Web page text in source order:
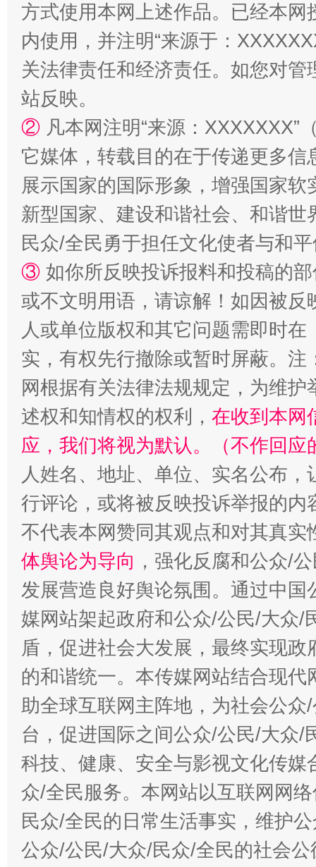
站台名比不上好声名
漫山遍野的桃花与雪山、麦地、白藏房 除
招工难、用工荒背后
方式使用本网上述作品。已经本
内使用，并注明“来源于：
关法律责任和经济责任。如您对
站反映。
② 凡本网注明“来源：
它媒体，转载目的在于传递更多
展示国家的国际形象，增强国家
新型国家、建设和谐社会、和谐
民众/全民勇于担任文化使者与和
③ 如你所反映投诉报料和投稿的
或不文明用语，请谅解！如因被
人或单位版权和其它问题需即时在
实，有权先行撤除或暂时屏蔽。
网根据有关法律法规规定，为维
述权和知情权的权利， 在收到本网
应，我们将视为默认。（不作回应
人姓名、地址、单位、实名公布
行评论，或将被反映投诉举报的
不代表本网赞同其观点和对其真实
体舆论为导向 ，强化反腐和公众/
发展营造良好舆论氛围。通过中
媒网站架起政府和公众/公民/大众/
盾，促进社会大发展，最终实现
的和谐统一。本传媒网站结合现
助全球互联网主阵地，为社会公
台，促进国际之间公众/公民/大众/
科技、健康、安全与影视文化传
众/全民服务。本网站以互联网网
民众/全民的日常生活事实，维护
公众/公民/大众/民众/全民的社会公